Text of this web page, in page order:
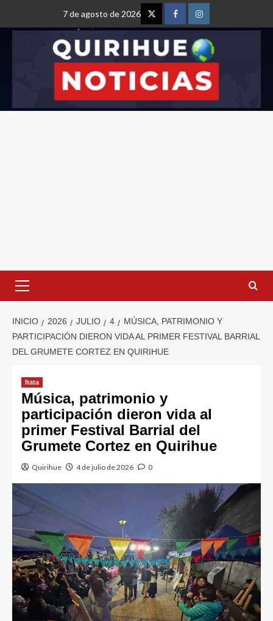
7 de agosto de 2026
INICIO 2026 JULIO 4
MÚSICA, PATRIMONIO Y
PARTICIPACIÓN DIERON VIDA AL PRIMER FESTIVAL BARRIAL
DEL GRUMETE CORTEZ EN QUIRIHUE
Itata
Música, patrimonio y
participación dieron vida al
primer Festival Barrial del
Grumete Cortez en Quirihue
Quirihue 4 de julio de 2026 0